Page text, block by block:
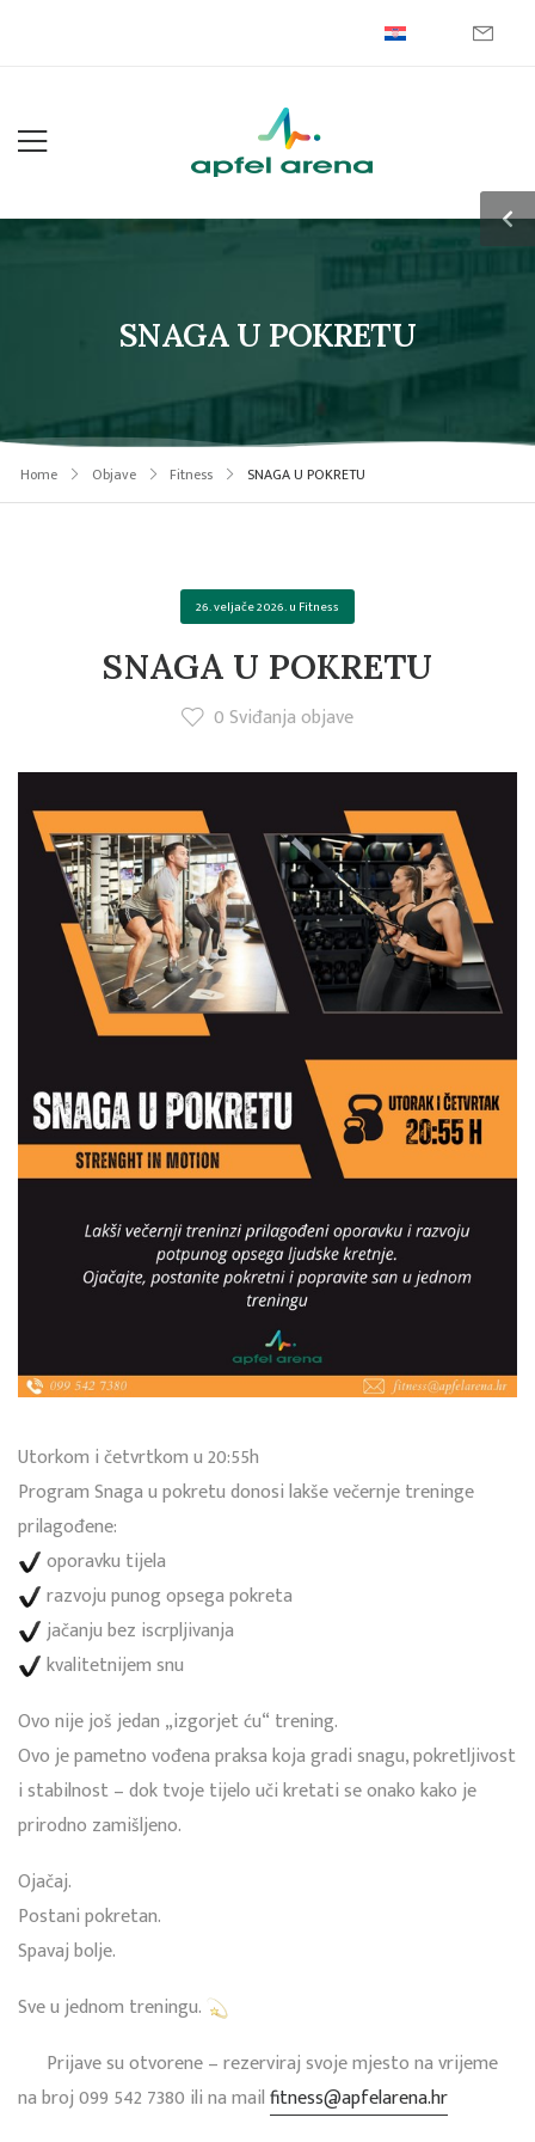
SNAGA U POKRETU
Home Objave Fitness SNAGA U POKRETU
26. veljače 2026.u Fitness
SNAGA U POKRETU
0 Sviđanja objave
Utorkom i četvrtkom u 20:55h
Program Snaga u pokretu donosi lakše večernje treninge
prilagođene:
oporavku tijela
razvoju punog opsega pokreta
jačanju bez iscrpljivanja
kvalitetnijem snu
Ovo nije još jedan „izgorjet ću“ trening.
Ovo je pametno vođena praksa koja gradi snagu, pokretljivost
i stabilnost – dok tvoje tijelo uči kretati se onako kako je
prirodno zamišljeno.
Ojačaj.
Postani pokretan.
Spavaj bolje.
Sve u jednom treningu.
Prijave su otvorene – rezerviraj svoje mjesto na vrijeme
na broj 099 542 7380 ili na mailfitness@apfelarena.hr